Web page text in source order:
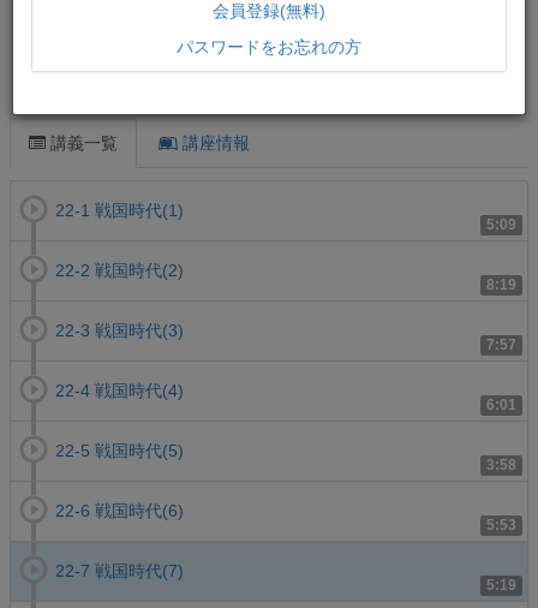
講義一覧 講座情報
5:09
22-1 戦国時代(1)
8:19
22-2 戦国時代(2)
7:57
22-3 戦国時代(3)
6:01
22-4 戦国時代(4)
3:58
22-5 戦国時代(5)
5:53
22-6 戦国時代(6)
5:19
22-7 戦国時代(7)
会員登録(無料)
パスワードをお忘れの方